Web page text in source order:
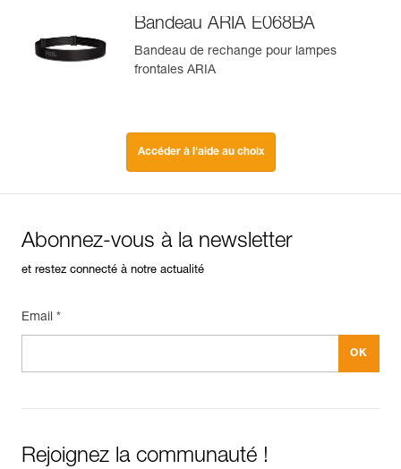
Bandeau ARIA E068BA
Bandeau de rechange pour lampes
frontales ARIA
Accéder à l'aide au choix
Abonnez-vous à la newsletter
et restez connecté à notre actualité
Email *
Rejoignez la communauté !